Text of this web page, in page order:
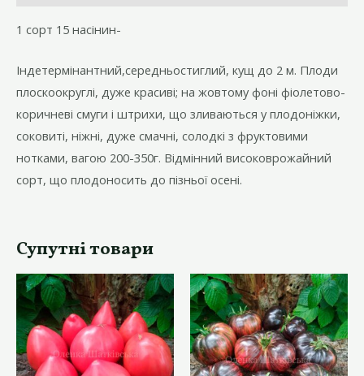
1 сорт 15 насінин-
Індетермінантний,середньостиглий, кущ до 2 м. Плоди
плоскоокруглі, дуже красиві; на жовтому фоні фіолетово-
коричневі смуги і штрихи, що зливаються у плодоніжки,
соковиті, ніжні, дуже смачні, солодкі з фруктовими
нотками, вагою 200-350г. Відмінний високоврожайний
сорт, що плодоносить до пізньої осені.
Супутні товари